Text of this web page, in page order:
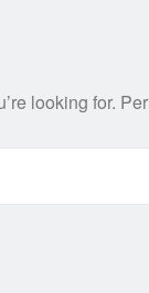
looking for.